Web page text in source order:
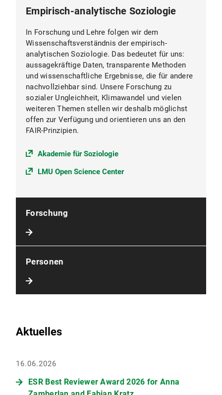
Empirisch-analytische Soziologie
In Forschung und Lehre folgen wir dem
Wissenschaftsverständnis der empirisch-
analytischen Soziologie. Das bedeutet für uns:
aussagekräftige Daten, transparente Methoden
und wissenschaftliche Ergebnisse, die für andere
nachvollziehbar sind. Unsere Forschung zu
sozialer Ungleichheit, Klimawandel und vielen
weiteren Themen stellen wir deshalb möglichst
offen zur Verfügung und orientieren uns an den
FAIR-Prinzipien.
Akademie für Soziologie
LMU Open Science Center
Forschung
Personen
Aktuelles
16.06.2026
ESR Best Reviewer Award 2026 for Anna